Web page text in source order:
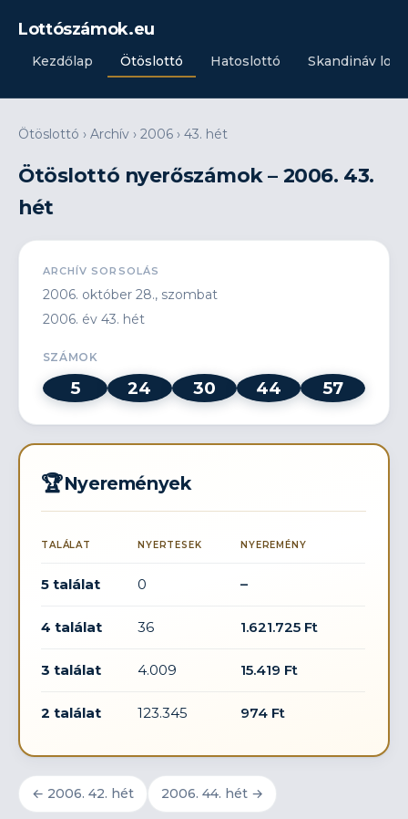
Lottószámok.eu
Kezdőlap Ötöslottó Hatoslottó Skandináv
Ötöslottó › Archív › 2006 › 43. hét
Ötöslottó nyerőszámok – 2006. 43.
hét
ARCHÍV SORSOLÁS
2006. október 28., szombat
2006. év 43. hét
SZÁMOK
5 24 30 44 57
🏆Nyeremények
TALÁLAT NYERTESEK NYEREMÉNY
5 találat 0 –
4 találat 36 1.621.725 Ft
3 találat 4.009 15.419 Ft
2 találat 123.345 974 Ft
← 2006. 42. hét 2006. 44. hét →